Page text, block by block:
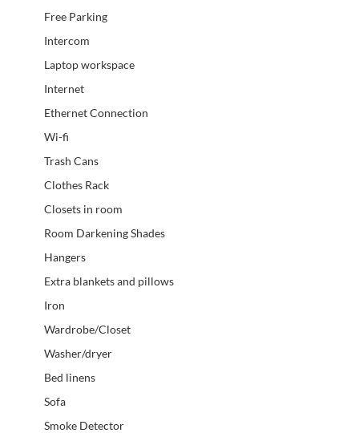
Free Parking
Intercom
Laptop workspace
Internet
Ethernet Connection
Wi-fi
Trash Cans
Clothes Rack
Closets in room
Room Darkening Shades
Hangers
Extra blankets and pillows
Iron
Wardrobe/Closet
Washer/dryer
Bed linens
Sofa
Smoke Detector